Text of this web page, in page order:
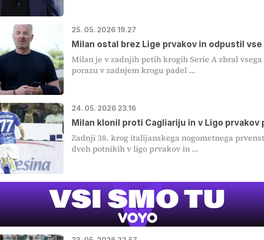
25. 05. 2026 19.27
Milan ostal brez Lige prvakov in odpustil
Milan je v zadnjih petih krogih Serie A zbral
porazu v zadnjem krogu padel ...
24. 05. 2026 23.16
Milan klonil proti Cagliariju in v Ligo prvakov
Zadnji 38. krog italijanskega nogometnega
dveh potnikih v ligo prvakov in ...